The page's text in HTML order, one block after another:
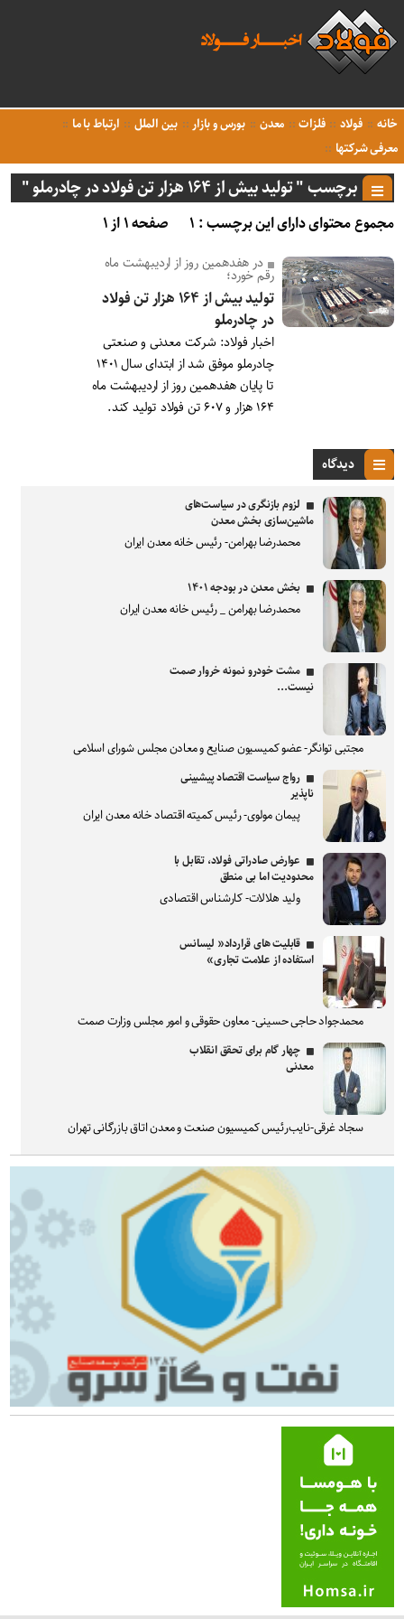
خانه فولاد فلزات معدن بورس و بازار بین الملل
ارتباط با ما
معرفی شرکتها
برچسب " تولید بیش از ۱۶۴ هزار تن فولاد در چادرملو "
مجموع محتوای دارای این برچسب : ۱ صفحه ۱ از ۱
در هفدهمین روز از اردیبهشت ماه
رقم خورد؛
تولید بیش از ۱۶۴ هزار تن فولاد
در چادرملو
اخبار فولاد: شرکت معدنی و صنعتی
چادرملو موفق شد از ابتدای سال ۱۴۰۱
تا پایان هفدهمین روز از اردیبهشت ماه
۱۶۴ هزار و ۶۰۷ تن فولاد تولید کند.
دیدگاه
لزوم بازنگری در سیاست‌های
ماشین‌سازی بخش معدن
محمدرضا بهرامن- رئیس خانه معدن ایران
بخش معدن در بودجه ۱۴۰۱
محمدرضا بهرامن _ رئیس خانه معدن ایران
مشت خودرو نمونه خروار صمت
نیست...
مجتبی توانگر- عضو کمیسیون صنایع و معادن مجلس شورای اسلامی
رواج سیاست اقتصاد پیشبینی
ناپذیر
پیمان مولوی- رئیس کمیته اقتصاد خانه معدن ایران
عوارض صادراتی فولاد، تقابل با
محدودیت اما بی منطق
ولید هلالات- کارشناس اقتصادی
قابلیت های قرارداد« لیسانس
استفاده از علامت تجاری»
محمدجواد حاجی حسینی- معاون حقوقی و امور مجلس وزارت صمت
چهار گام برای تحقق انقلاب
معدنی
سجاد غرقی-نایب‌رئیس کمیسیون صنعت و معدن اتاق بازرگانی تهران